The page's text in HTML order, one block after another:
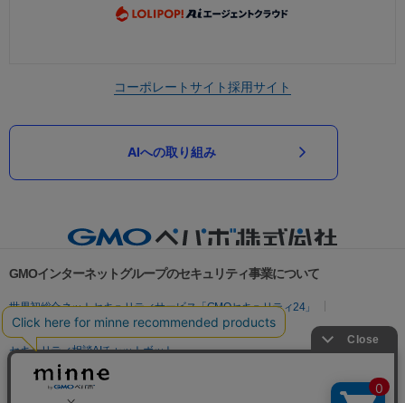
コーポレートサイト採用サイト
AIへの取り組み
GMOインターネットグループのセキュリティ事業について
世界初総合ネットセキュリティサービス「GMOセキュリティ24」
パスワード漏洩診断
Webサイトリスク診断
セキュリティ相談AIチャットボット
実在証明・盗聴対策